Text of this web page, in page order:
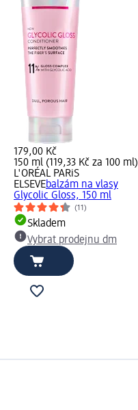
179,00 Kč
150 ml (119,33 Kč za 100 ml)
L'ORÉAL PARiS
ELSEVEbalzám na vlasy
Glycolic Gloss, 150 ml
(11)
Skladem
Vybrat prodejnu dm